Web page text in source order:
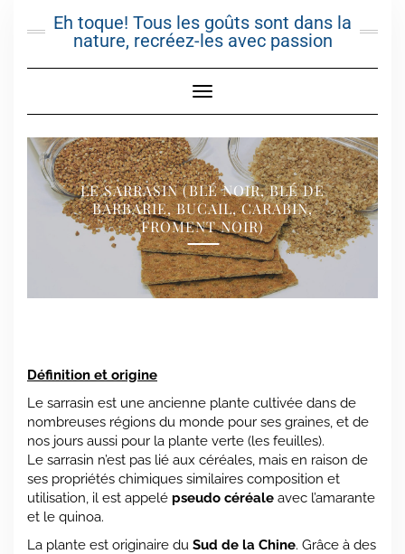
Eh toque! Tous les goûts sont dans la
nature, recréez-les avec passion
Toggle Navigation
LE SARRASIN (BLÉ NOIR, BLÉ DE
BARBARIE, BUCAIL, CARABIN,
FROMENT NOIR)
Définition et origine
Le sarrasin est une ancienne plante cultivée dans de
nombreuses régions du monde pour ses graines, et de
nos jours aussi pour la plante verte (les feuilles).
Le sarrasin n’est pas lié aux céréales, mais en raison de
ses propriétés chimiques similaires composition et
utilisation, il est appelé pseudo céréale avec l’amarante
et le quinoa.
La plante est originaire du Sud de la Chine. Grâce à des